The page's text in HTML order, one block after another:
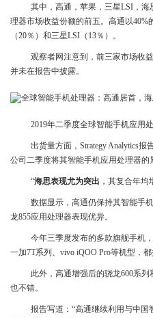
其中，高通，苹果，三星LSI，
理器市场收益份额的前五。高通以
（20％）和三星LSI（13％）。
观察者网注意到，前三家市场收
并未在报告中披露。
2019年二季度全球智能手机应用
出货量方面，Strategy Analytics
公司二季度将其智能手机应用处理器的
“海思表现尤为突出 ，其复合年均
数据显示，高通仍保持其智能手
龙855应用处理器表现优异。
今年三季度发布的多款旗舰手机
一加7T系列、vivo iQOO Pro等机型，都
此外，高通增强后的骁龙600系
也不错。
报告写道：“高通继续利用与中